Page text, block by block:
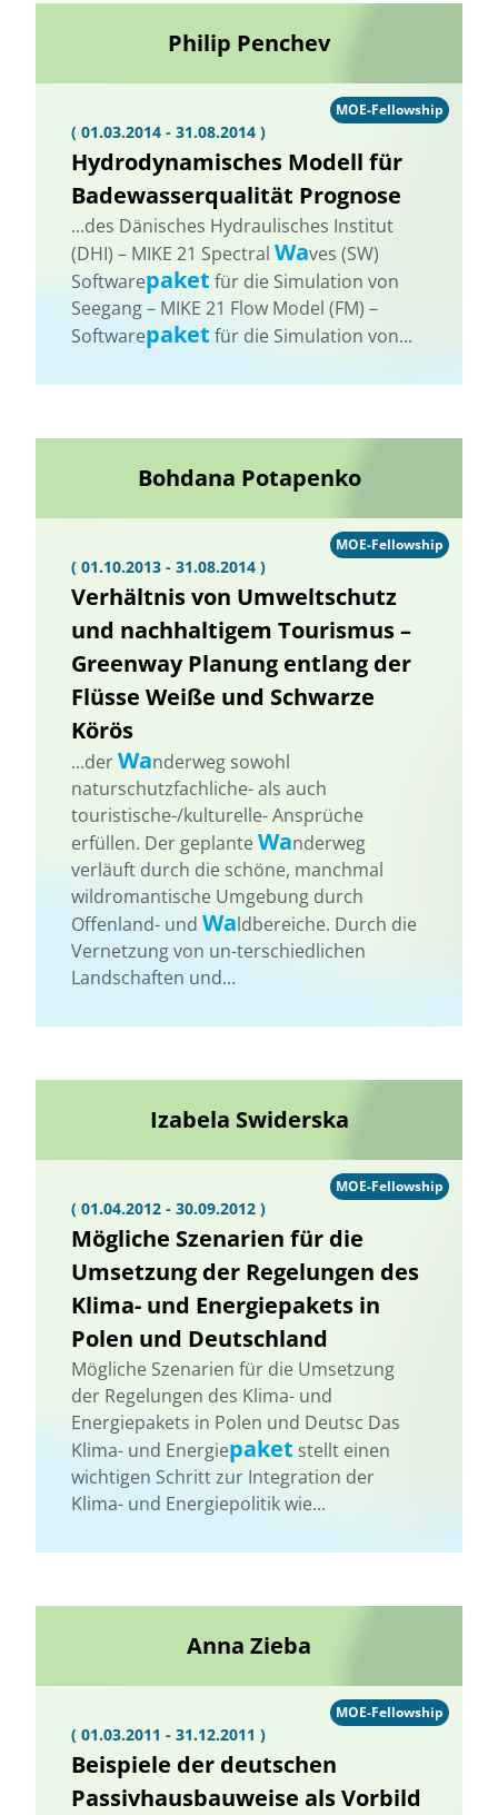
Philip Penchev
( 01.03.2014 - 31.08.2014 )
Hydrodynamisches Modell für
Badewasserqualität Prognose
...des Dänisches Hydraulisches Institut
(DHI) – MIKE 21 Spectral Waves (SW) 
Softwarepaket für die Simulation von
Seegang – MIKE 21 Flow Model (FM) –
Softwarepaket für die Simulation von...
MOE-Fellowship
Bohdana Potapenko
( 01.10.2013 - 31.08.2014 )
Verhältnis von Umweltschutz
und nachhaltigem Tourismus –
Greenway Planung entlang der
Flüsse Weiße und Schwarze
Körös
...derWanderweg sowohl
naturschutzfachliche- als auch
touristische-/kulturelle- Ansprüche
erfüllen. Der geplanteWanderweg
verläuft durch die schöne, manchmal
wildromantische Umgebung durch
Offenland- und Waldbereiche. Durch die
Vernetzung von un-terschiedlichen
Landschaften und...
MOE-Fellowship
Izabela Swiderska
( 01.04.2012 - 30.09.2012 )
Mögliche Szenarien für die
Umsetzung der Regelungen des
Klima- und Energiepakets in
Polen und Deutschland
Mögliche Szenarien für die Umsetzung
der Regelungen des Klima- und
Energiepakets in Polen und Deutsc Das
Klima- und Energiepaket stellt einen
wichtigen Schritt zur Integration der
Klima- und Energiepolitik wie...
MOE-Fellowship
Anna Zieba
( 01.03.2011 - 31.12.2011 )
Beispiele der deutschen
Passivhausbauweise als Vorbild
MOE-Fellowship